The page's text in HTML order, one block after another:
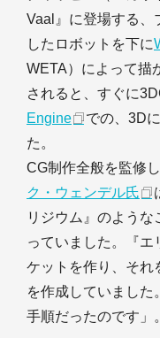
Vaal』に登場する、
したロボットを下に
WETA）によって描
されると、すぐに
Engine
での、3D
た。
CG制作全般を監修
ク・ウェンデル氏
リジウム』のよう
っていました。『エ
ケットを作り、それ
を作成していまし
手順だったのです」。